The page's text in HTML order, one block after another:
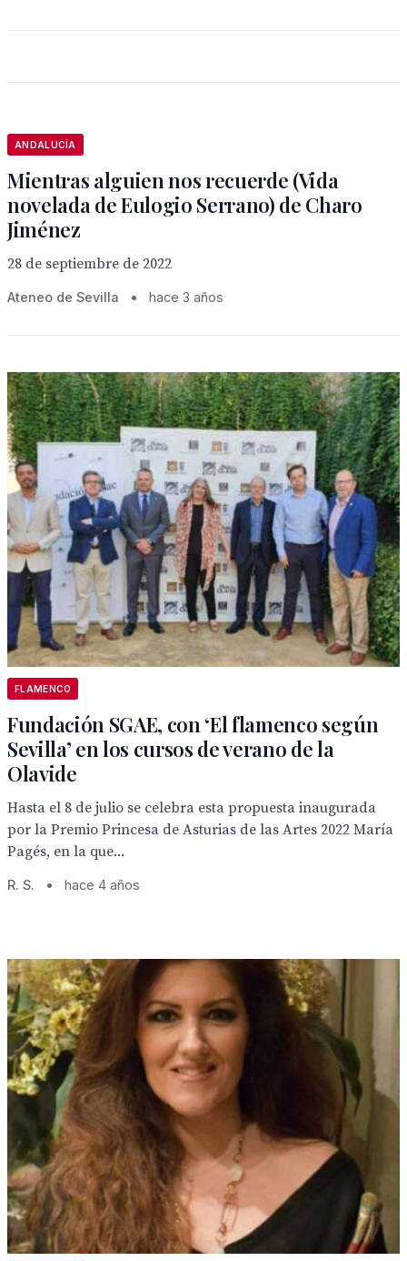
ANDALUCÍA
Mientras alguien nos recuerde (Vida
novelada de Eulogio Serrano) de Charo
Jiménez
28 de septiembre de 2022
Ateneo de Sevilla • hace 3 años
FLAMENCO
Fundación SGAE, con ‘El flamenco según
Sevilla’ en los cursos de verano de la
Olavide
Hasta el 8 de julio se celebra esta propuesta inaugurada
por la Premio Princesa de Asturias de las Artes 2022 María
Pagés, en la que...
R. S. • hace 4 años